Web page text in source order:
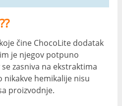
čine ChocoLite dodatak
je njegov potpuno
zasniva na ekstraktima
nikakve hemikalije nisu
proizvodnje.